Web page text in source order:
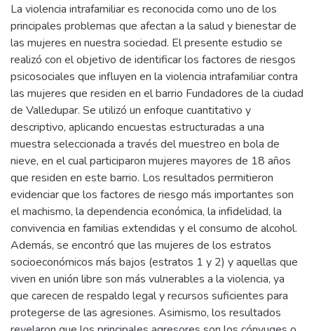
La violencia intrafamiliar es reconocida como uno de los
principales problemas que afectan a la salud y bienestar de
las mujeres en nuestra sociedad. El presente estudio se
realizó con el objetivo de identificar los factores de riesgos
psicosociales que influyen en la violencia intrafamiliar contra
las mujeres que residen en el barrio Fundadores de la ciudad
de Valledupar. Se utilizó un enfoque cuantitativo y
descriptivo, aplicando encuestas estructuradas a una
muestra seleccionada a través del muestreo en bola de
nieve, en el cual participaron mujeres mayores de 18 años
que residen en este barrio. Los resultados permitieron
evidenciar que los factores de riesgo más importantes son
el machismo, la dependencia económica, la infidelidad, la
convivencia en familias extendidas y el consumo de alcohol.
Además, se encontró que las mujeres de los estratos
socioeconómicos más bajos (estratos 1 y 2) y aquellas que
viven en unión libre son más vulnerables a la violencia, ya
que carecen de respaldo legal y recursos suficientes para
protegerse de las agresiones. Asimismo, los resultados